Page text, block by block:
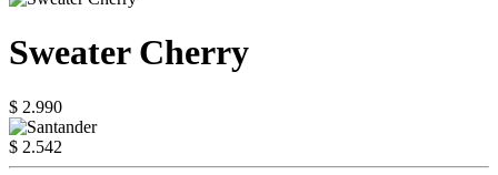
Sweater Cherry
$ 2.990
$ 2.542